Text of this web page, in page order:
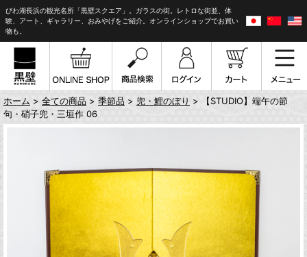
びわ湖長浜の観光名所「黒壁スクエア」。ガラスの街。レトロな街並、体
験、アート、ギャラリー、おみやげをご紹介。オンラインショップでお買い
物も。
ホーム > 全ての商品 > 季節品 > 兜・鯉のぼり > 【STUDIO】端午の節
句・硝子兜・三垣作 06